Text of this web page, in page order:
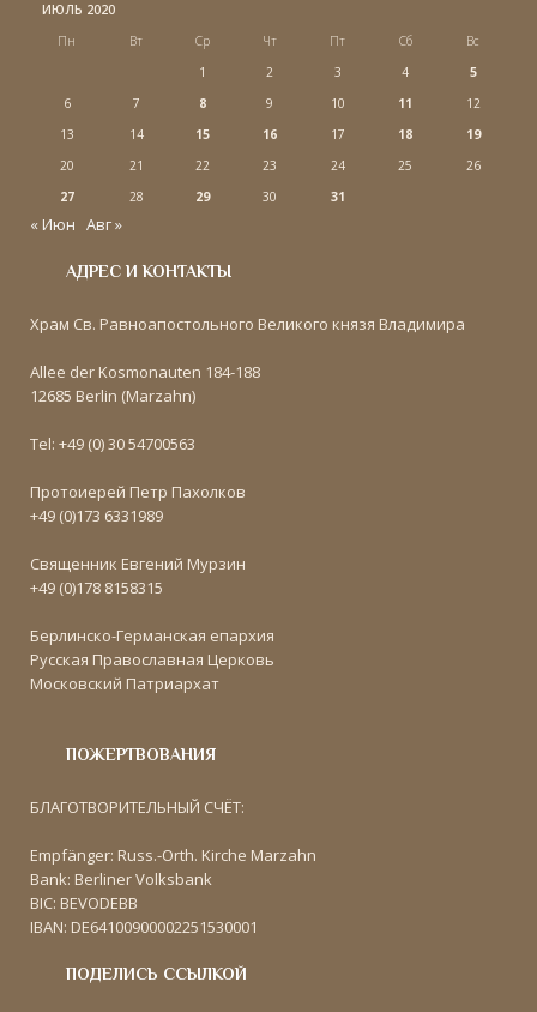
ИЮЛЬ 2020
Пн
Вт Ср Чт Пт Сб
Вс
1
2 3 4
5
6
7 8 9 10 11
12
13
14 15 16 17 18
19
20
21 22 23 24 25
26
27
28 29 30 31
« Июн Авг »
АДРЕС И КОНТАКТЫ
Храм Св. Равноапостольного Великого князя Владимира
Allee der Kosmonauten 184-188
12685 Berlin (Marzahn)
Tel: +49 (0) 30 54700563
Протоиерей Петр Пахолков
+49 (0)173 6331989
Священник Евгений Мурзин
+49 (0)178 8158315
Берлинско-Германская епархия
Русская Православная Церковь
Московский Патриархат
ПОЖЕРТВОВАНИЯ
БЛАГОТВОРИТЕЛЬНЫЙ СЧЁТ:
Empfänger: Russ.-Orth. Kirche Marzahn
Bank: Berliner Volksbank
BIC: BEVODEBB
IBAN: DE64100900002251530001
ПОДЕЛИСЬ ССЫЛКОЙ